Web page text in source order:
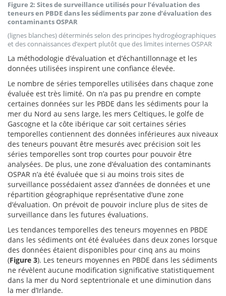
Figure 2: Sites de surveillance utilisés pour l’évaluation des
teneurs en PBDE dans les sédiments par zone d’évaluation des
contaminants OSPAR
(lignes blanches) déterminés selon des principes hydrogéographiques
et des connaissances d’expert plutôt que des limites internes OSPAR
La méthodologie d’évaluation et d’échantillonnage et les
données utilisées inspirent une confiance élevée.
Le nombre de séries temporelles utilisées dans chaque zone
évaluée est très limité. On n’a pas pu prendre en compte
certaines données sur les PBDE dans les sédiments pour la
mer du Nord au sens large, les mers Celtiques, le golfe de
Gascogne et la côte ibérique car soit certaines séries
temporelles contiennent des données inférieures aux niveaux
des teneurs pouvant être mesurés avec précision soit les
séries temporelles sont trop courtes pour pouvoir être
analysées. De plus, une zone d’évaluation des contaminants
OSPAR n’a été évaluée que si au moins trois sites de
surveillance possédaient assez d’années de données et une
répartition géographique représentative d’une zone
d’évaluation. On prévoit de pouvoir inclure plus de sites de
surveillance dans les futures évaluations.
Les tendances temporelles des teneurs moyennes en PBDE
dans les sédiments ont été évaluées dans deux zones lorsque
des données étaient disponibles pour cinq ans au moins
(Figure 3). Les teneurs moyennes en PBDE dans les sédiments
ne révèlent aucune modification significative statistiquement
dans la mer du Nord septentrionale et une diminution dans
la mer d’Irlande.